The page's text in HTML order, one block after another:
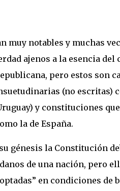
muy notables y muchas
ajenos a la esencia
pero estos son
(no escritas)
y constituciones
la de España.
génesis la Constitución
de una nación, pero
en condiciones de